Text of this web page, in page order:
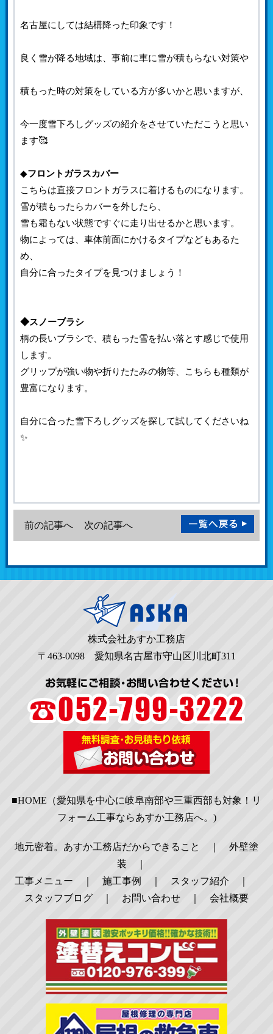
名古屋にしては結構降った印象です！
良く雪が降る地域は、事前に車に雪が積もらない対策や
積もった時の対策をしている方が多いかと思いますが、
今一度雪下ろしグッズの紹介をさせていただこうと思い
ます🥰
◆フロントガラスカバー
こちらは直接フロントガラスに着けるものになります。
雪が積もったらカバーを外したら、
雪も霜もない状態ですぐに走り出せるかと思います。
物によっては、車体前面にかけるタイプなどもあるた
め、
自分に合ったタイプを見つけましょう！
◆スノーブラシ
柄の長いブラシで、積もった雪を払い落とす感じで使用
します。
グリップが強い物や折りたたみの物等、こちらも種類が
豊富になります。
自分に合った雪下ろしグッズを探して試してくださいね
✨
前の記事へ 次の記事へ
株式会社あすか工務店
〒463-0098 愛知県名古屋市守山区川北町311
■HOME（愛知県を中心に岐阜南部や三重西部も対象！リ
フォーム工事ならあすか工務店へ。)
地元密着。あすか工務店だからできること
外壁塗
装
工事メニュー
施工事例 スタッフ紹介
スタッフブログ
お問い合わせ 会社概要